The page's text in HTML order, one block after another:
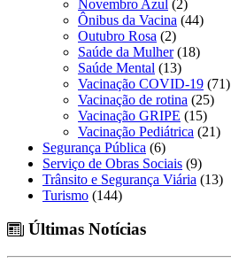
Novembro Azul (2)
Ônibus da Vacina (44)
Outubro Rosa (2)
Saúde da Mulher(18)
Saúde Mental (13)
Vacinação COVID-19 (71)
Vacinação de rotina (25)
Vacinação GRIPE (15)
Vacinação Pediátrica (21)
Segurança Pública (6)
Serviço de Obras Sociais (9)
Trânsito e Segurança Viária (13)
Turismo (144)
Últimas Notícias